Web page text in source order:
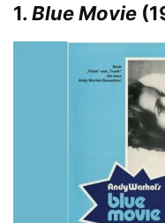
1. Blue Movie